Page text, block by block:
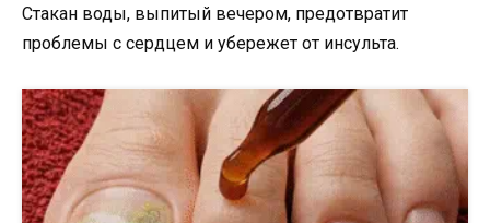
Стакан воды, выпитый вечером, предотвратит
проблемы с сердцем и убережет от инсульта.